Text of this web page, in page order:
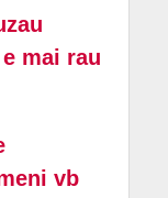
mai rau
vb